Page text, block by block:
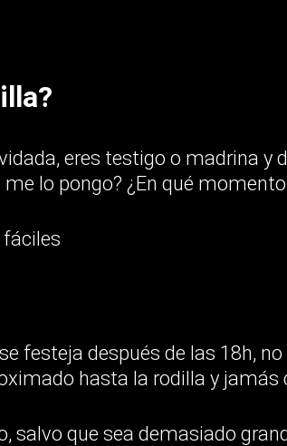
eres testigo o madrina y
lo pongo? ¿En qué
festeja después de las 18h,
hasta la rodilla y jamás
salvo que sea demasiado